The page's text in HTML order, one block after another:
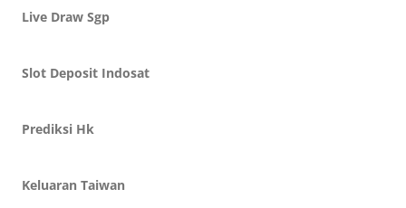
Live Draw Sgp
Slot Deposit Indosat
Prediksi Hk
Keluaran Taiwan